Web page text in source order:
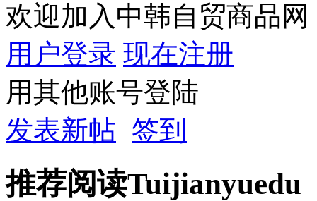
欢迎加入中韩自贸商品网
用户登录 现在注册
用其他账号登陆
发表新帖 签到
推荐阅读Tuijianyuedu